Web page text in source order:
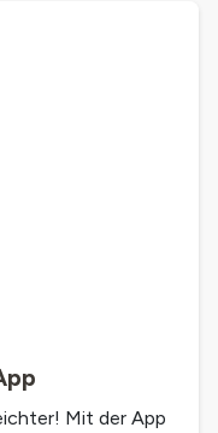
Mit der App